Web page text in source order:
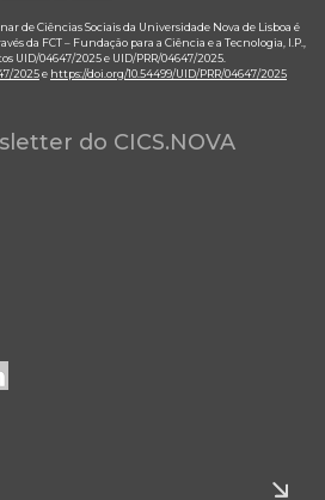
de Ciências Sociais da Universidade Nova de Lisboa é
da FCT – Fundação para a Ciência e a Tecnologia, I.P.,
UID/04647/2025 e UID/PRR/04647/2025.
2025e https://doi.org/10.54499/UID/PRR/04647/2025
do CICS.NOVA